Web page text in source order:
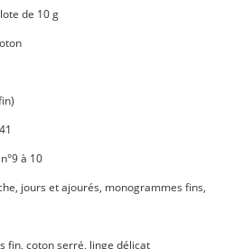
de 10 g
n°9 à 10
jours et ajourés, monogrammes fins,
fin, coton serré, linge délicat